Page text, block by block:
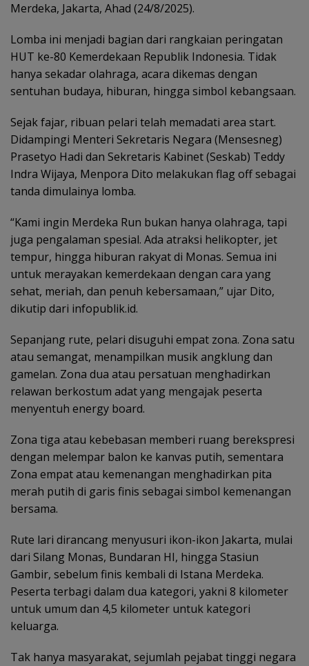
Merdeka, Jakarta, Ahad (24/8/2025).
Lomba ini menjadi bagian dari rangkaian peringatan
HUT ke-80 Kemerdekaan Republik Indonesia. Tidak
hanya sekadar olahraga, acara dikemas dengan
sentuhan budaya, hiburan, hingga simbol kebangsaan.
Sejak fajar, ribuan pelari telah memadati area start.
Didampingi Menteri Sekretaris Negara (Mensesneg)
Prasetyo Hadi dan Sekretaris Kabinet (Seskab) Teddy
Indra Wijaya, Menpora Dito melakukan flag off sebagai
tanda dimulainya lomba.
“Kami ingin Merdeka Run bukan hanya olahraga, tapi
juga pengalaman spesial. Ada atraksi helikopter, jet
tempur, hingga hiburan rakyat di Monas. Semua ini
untuk merayakan kemerdekaan dengan cara yang
sehat, meriah, dan penuh kebersamaan,” ujar Dito,
dikutip dari infopublik.id.
Sepanjang rute, pelari disuguhi empat zona. Zona satu
atau semangat, menampilkan musik angklung dan
gamelan. Zona dua atau persatuan menghadirkan
relawan berkostum adat yang mengajak peserta
menyentuh energy board.
Zona tiga atau kebebasan memberi ruang berekspresi
dengan melempar balon ke kanvas putih, sementara
Zona empat atau kemenangan menghadirkan pita
merah putih di garis finis sebagai simbol kemenangan
bersama.
Rute lari dirancang menyusuri ikon-ikon Jakarta, mulai
dari Silang Monas, Bundaran HI, hingga Stasiun
Gambir, sebelum finis kembali di Istana Merdeka.
Peserta terbagi dalam dua kategori, yakni 8 kilometer
untuk umum dan 4,5 kilometer untuk kategori
keluarga.
Tak hanya masyarakat, sejumlah pejabat tinggi negara